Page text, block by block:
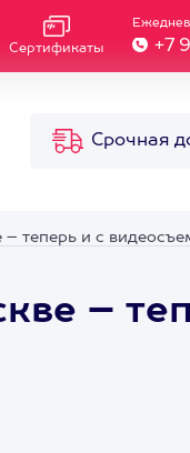
Сертификаты +7
Срочная
– теперь и с
–